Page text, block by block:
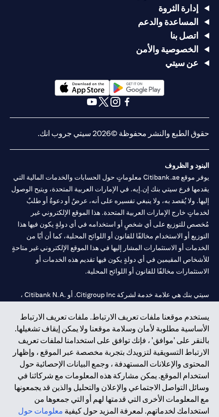
يستخدم موقعنا ملفات تعريف الارتباط. ملفات تعريف الارتباط
الأساسية مطلوبة لأمان وسلامة موقعنا ولا يمكن إيقاف تشغيلها.
بالنقر على 'موافق' ، فإنك توافق على استخدامنا لملفات تعريف
الارتباط التسويقية لتزويدك بتجربة مخصصة عبر الموقع ، وإظهار
المحتوى والإعلانات المستهدفة ، وجمع البيانات الإحصائية حول
استخدام الموقع. يمكن مشاركة هذه المعلومات مع شركائنا في
وسائل التواصل الاجتماعي والإعلان والتحليل والذين قد يجمعونها
مع المعلومات الأخرى التي قدمتها لهم أو التي جمعوها من
استخدامك لخدماتهم. لمعرفة المزيد حول كيفية معلومات حول
إدارة الثروة
المساعدة والدعم
اتصل بنا
الخصوصية والأمن
عن سيتي
(opens in a new tab)
حقوق الطبع والنشر محفوظة ©2026 سيتي جروب انك.
البنود و الظروف
يوفر موقع Citibank.ae معلوماتٍ حول الحسابات والخدمات المالية التي
يقدمها فرع سيتي بنك إن.إيه. في الإمارات العربية المتحدة، ويتيح الوصول
إليها. ولا يُقصد به، ولا ينبغي تفسيره على أنه، عرضٌ أو دعوةٌ أو طلبٌ
لخدماتٍ خارج الإمارات العربية المتحدة. هذا الموقع الإلكتروني غير
مُخصص للتوزيع على أي شخصٍ أو استخدامه في أي دولةٍ يكون فيها هذا
التوزيع أو الاستخدام مخالفًا للقانون أو اللوائح المحلية، كما أن أيًا من
الخدمات أو الاستثمارات المشار إليها في هذا الموقع الإلكتروني غير متاحةٍ
للأشخاص المقيمين في أي دولةٍ يكون فيها تقديم هذه الخدمات أو
الاستثمارات مخالفًا للقانون أو اللوائح المحلية.
سيتي بنك هي علامة خدمة لشركة Citigroup Inc. أو .Citibank N.A ،
سيتي بنك إن. إيه. الإمارات مسجل لدى مصرف الإمارات المركزي تحت
أرقام التراخيص 202563 لفرع الوصل في دبي، 531989 لفرع مول
الإمارات في دبي، وCN-1002019لفرع أبوظبي. هاتف: 4000 311 04.
فرع سيتي بنك إن إيه - الإمارات العربية المتحدة مرخص من مصرف
الإمارات العربية المتحدة المركزي كفرع لبنك أجنبي.
سيتي بنك إن إيه الإمارات العربية المتحدة مرخص من هيئة الأوراق المالية
والسلع في الإمارات العربية المتحدة ("SCA") للقيام بالنشاط المالي لـ أ)
الاستشارات المالية والتعريف والترويج بموجب ترخيص رقم